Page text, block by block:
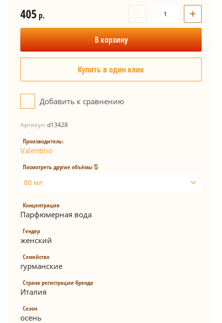
405 р. +
В корзину
Купить в один клик
Добавить к сравнению
Артикул: d13428
Производитель:
Valentino
Посмотреть другие объёмы 🔃
80 мл
Концентрация
Парфюмерная вода
Гендер
женский
Семейство
гурманские
Страна регистрации бренда
Италия
Сезон
осень